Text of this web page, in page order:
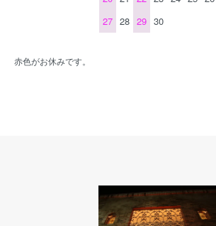
27 28 29 30
赤色がお休みです。